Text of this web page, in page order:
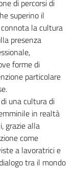
di percorsi di
superino il
la cultura
presenza
forme di
particolare
una cultura di
in realtà
grazie alla
come
a lavoratrici e
tra il mondo